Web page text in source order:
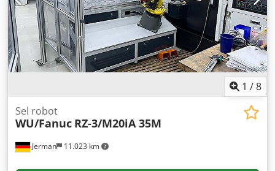
1 /8
Jerman 11.023 km
Sel robot
WU/Fanuc RZ-3/M20iA 35M